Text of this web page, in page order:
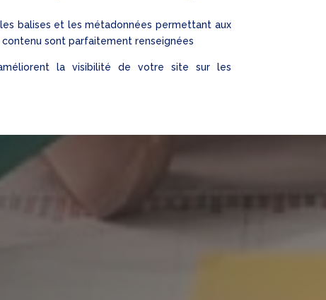
balises et les métadonnées permettant aux
sont parfaitement renseignées
la visibilité de votre site sur les